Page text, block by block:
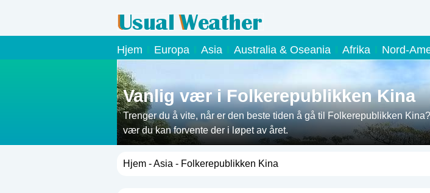
Hjem Europa Asia Australia & Oseania Afrika Nord-
Vanlig vær i Folkerepublikken Kina
Trenger du å vite, når er den beste tiden å gå til Folkerepublikken
vær du kan forvente der i løpet av året.
Hjem-Asia - Folkerepublikken Kina